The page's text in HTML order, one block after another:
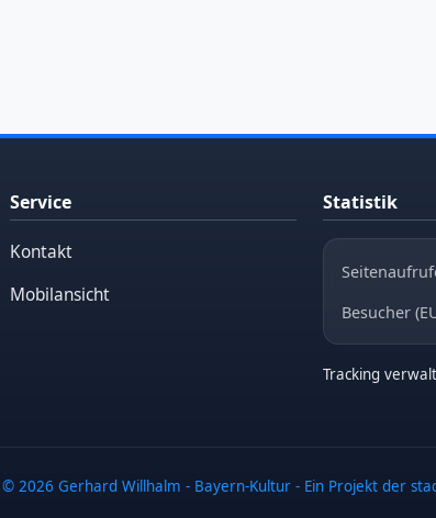
Service
Kontakt
Mobilansicht
Statistik
Besucher
Tracking
© 2026 Gerhard Willhalm - Bayern-Kultur - Ein Projekt der